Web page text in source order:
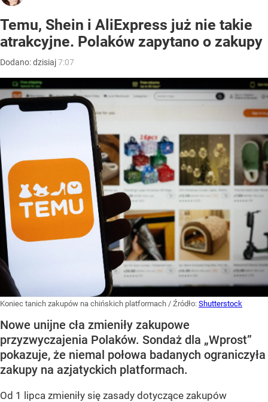
Temu, Shein i AliExpress już nie takie
atrakcyjne. Polaków zapytano o zakupy
Dodano:dzisiaj7:07
Koniec tanich zakupów na chińskich platformach / Źródło: Shutterstock
Nowe unijne cła zmieniły zakupowe
przyzwyczajenia Polaków. Sondaż dla „Wprost”
pokazuje, że niemal połowa badanych ograniczyła
zakupy na azjatyckich platformach.
Od 1 lipca zmieniły się zasady dotyczące zakupów